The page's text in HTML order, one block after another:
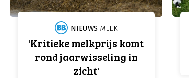
NIEUWS MELK
'Kritieke melkprijs komt
rond jaarwisseling in
zicht'